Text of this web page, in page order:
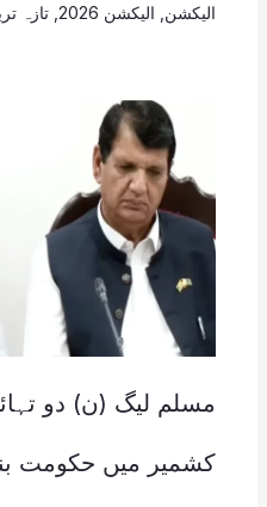
الیکشن الیکشن 2026 , تازہ
مسلم لیگ (ن) دو
کشمیر میں حکومت